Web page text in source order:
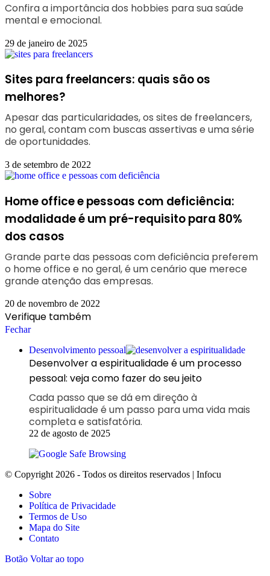
Confira a importância dos hobbies para sua saúde
mental e emocional.
29 de janeiro de 2025
Sites para freelancers: quais são os
melhores?
Apesar das particularidades, os sites de freelancers,
no geral, contam com buscas assertivas e uma série
de oportunidades.
3 de setembro de 2022
Home office e pessoas com deficiência:
modalidade é um pré-requisito para 80%
dos casos
Grande parte das pessoas com deficiência preferem
o home office e no geral, é um cenário que merece
grande atenção das empresas.
20 de novembro de 2022
Verifique também
Fechar
Desenvolvimento pessoal
Desenvolver a espiritualidade é um processo
pessoal: veja como fazer do seu jeito
Cada passo que se dá em direção à
espiritualidade é um passo para uma vida mais
completa e satisfatória.
22 de agosto de 2025
© Copyright 2026 - Todos os direitos reservados | Infocu
Sobre
Política de Privacidade
Termos de Uso
Mapa do Site
Contato
Botão Voltar ao topo